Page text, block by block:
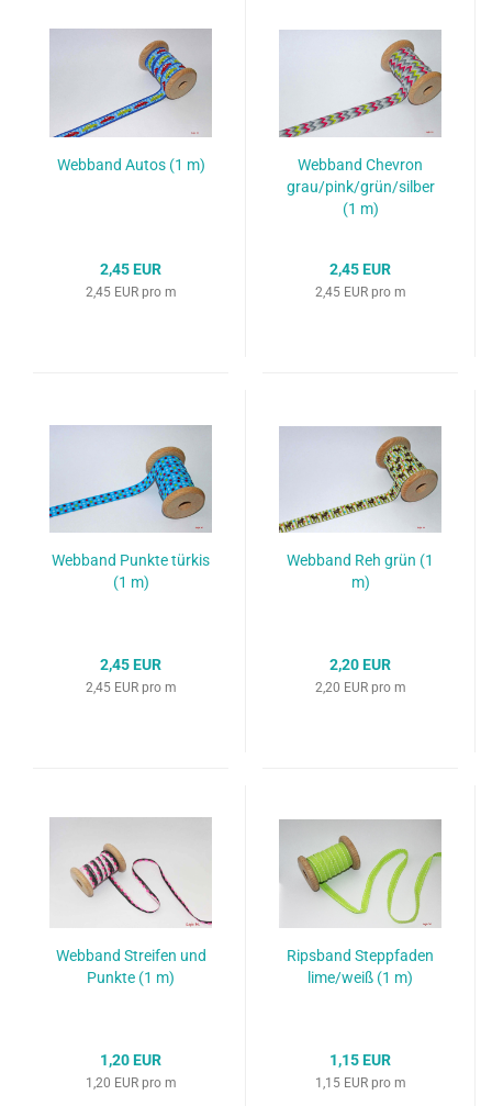
Webband Autos (1 m)
2,45 EUR
2,45 EUR pro m
Webband Chevron
grau/pink/grün/silber
(1 m)
2,45 EUR
2,45 EUR pro m
Webband Punkte türkis
(1 m)
2,45 EUR
2,45 EUR pro m
Webband Reh grün (1
m)
2,20 EUR
2,20 EUR pro m
Webband Streifen und
Punkte (1 m)
1,20 EUR
1,20 EUR pro m
Ripsband Steppfaden
lime/weiß (1 m)
1,15 EUR
1,15 EUR pro m